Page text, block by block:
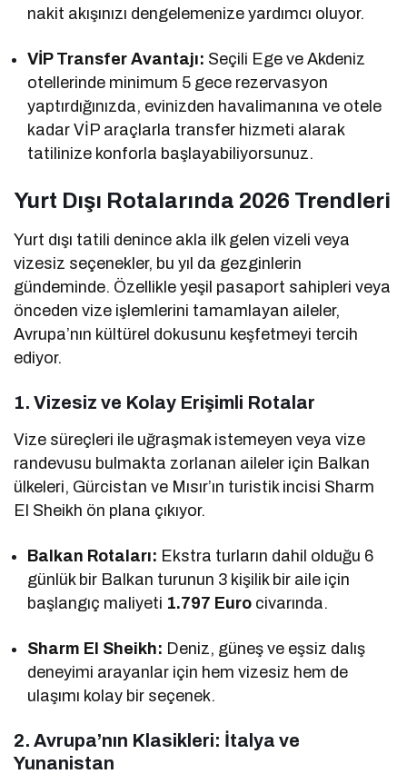
nakit akışınızı dengelemenize yardımcı oluyor.
VİP Transfer Avantajı: Seçili Ege ve Akdeniz
otellerinde minimum 5 gece rezervasyon
yaptırdığınızda, evinizden havalimanına ve otele
kadar VİP araçlarla transfer hizmeti alarak
tatilinize konforla başlayabiliyorsunuz.
Yurt Dışı Rotalarında 2026 Trendleri
Yurt dışı tatili denince akla ilk gelen vizeli veya
vizesiz seçenekler, bu yıl da gezginlerin
gündeminde. Özellikle yeşil pasaport sahipleri veya
önceden vize işlemlerini tamamlayan aileler,
Avrupa’nın kültürel dokusunu keşfetmeyi tercih
ediyor.
1. Vizesiz ve Kolay Erişimli Rotalar
Vize süreçleri ile uğraşmak istemeyen veya vize
randevusu bulmakta zorlanan aileler için Balkan
ülkeleri, Gürcistan ve Mısır’ın turistik incisi Sharm
El Sheikh ön plana çıkıyor.
Balkan Rotaları: Ekstra turların dahil olduğu 6
günlük bir Balkan turunun 3 kişilik bir aile için
başlangıç maliyeti 1.797 Euro civarında.
Sharm El Sheikh: Deniz, güneş ve eşsiz dalış
deneyimi arayanlar için hem vizesiz hem de
ulaşımı kolay bir seçenek.
2. Avrupa’nın Klasikleri: İtalya ve
Yunanistan